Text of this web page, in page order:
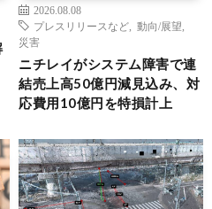
2026.08.08
プレスリリースなど
動向/展望
災害
ニチレイがシステム障害で連
結売上高50億円減見込み、対
応費用10億円を特損計上